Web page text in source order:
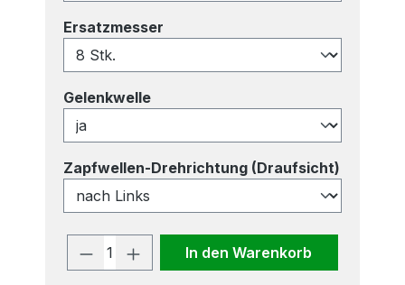
Ersatzmesser
Gelenkwelleauswählen
Zapfwellen-Drehrichtung (Draufsicht)
Produkt Anzahl: Gib den
In den Warenkorb